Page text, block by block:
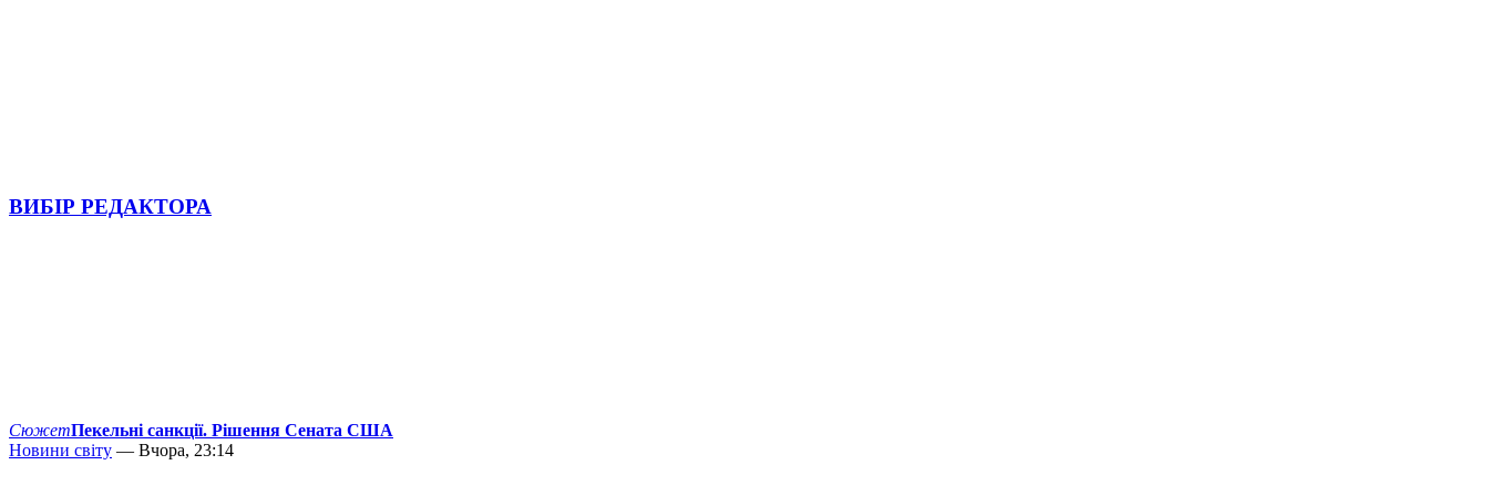
ВИБІР РЕДАКТОРА
СюжетПекельні санкції. Рішення Сената США
Новини світу — Вчора, 23:14